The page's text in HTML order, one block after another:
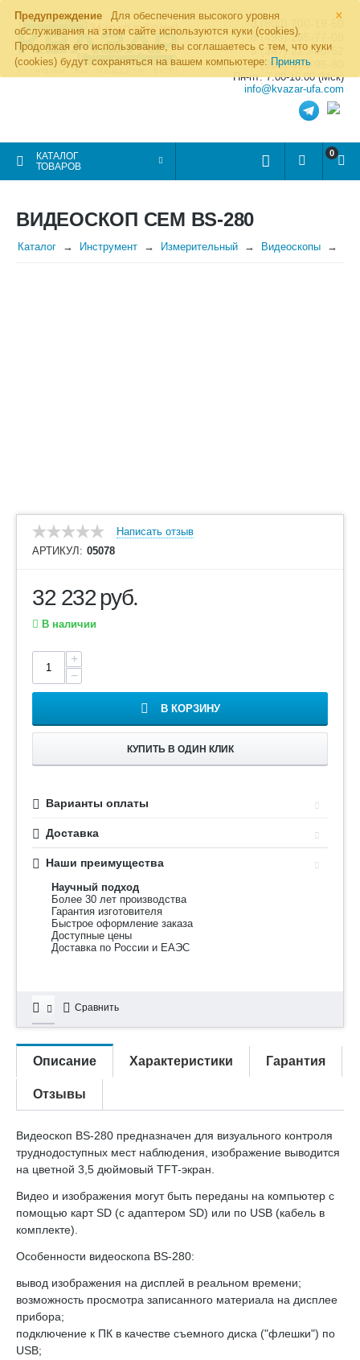
×
Предупреждение
Для обеспечения высокого уровня
обслуживания на этом сайте используются куки (cookies).
Продолжая его использование, вы соглашаетесь с тем, что куки
(cookies) будут сохраняться на вашем компьютере: Принять
8 (800) 700-19-50
8 (495) 255-77-08
8 (347) 225-00-52
8 (986) 963-95-80
Пн-пт: 7.00-16.00 (Мск)
info@kvazar-ufa.com
КАТАЛОГ
ТОВАРОВ
0
ВИДЕОСКОП CEM BS-280
Каталог Инструмент Измерительный Видеоскопы
Написать отзыв
АРТИКУЛ: 05078
32 232руб.
В наличии
+
−
В КОРЗИНУ
КУПИТЬ В ОДИН КЛИК
Варианты оплаты
Доставка
Наши преимущества
Научный подход
Более 30 лет производства
Гарантия изготовителя
Быстрое оформление заказа
Доступные цены
Доставка по России и ЕАЭС
Сравнить
Описание Характеристики Гарантия
Отзывы
Видеоскоп BS-280 предназначен для визуального контроля
труднодоступных мест наблюдения, изображение выводится
на цветной 3,5 дюймовый TFT-экран.
Видео и изображения могут быть переданы на компьютер с
помощью карт SD (с адаптером SD) или по USB (кабель в
комплекте).
Особенности видеоскопа BS-280:
вывод изображения на дисплей в реальном времени;
возможность просмотра записанного материала на дисплее
прибора;
подключение к ПК в качестве съемного диска ("флешки") по
USB;